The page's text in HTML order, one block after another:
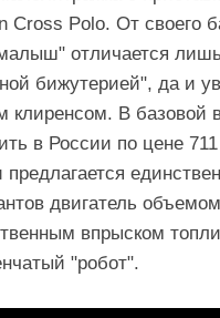
Cross Polo. От своего
отличается
бижутерией", да и
клиренсом. В базовой
в России по цене
предлагается
двигатель
впрыском
"робот".